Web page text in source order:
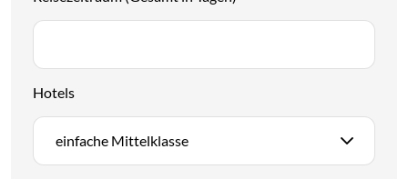
Hotels
einfache Mittelklasse